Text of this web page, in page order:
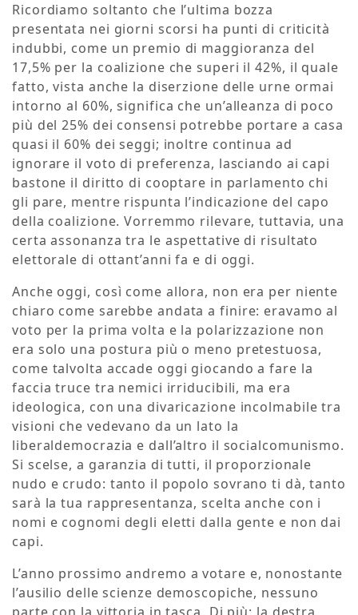
Ricordiamo soltanto che l’ultima bozza
presentata nei giorni scorsi ha punti di criticità
indubbi, come un premio di maggioranza del
17,5% per la coalizione che superi il 42%, il quale
fatto, vista anche la diserzione delle urne ormai
intorno al 60%, significa che un’alleanza di poco
più del 25% dei consensi potrebbe portare a casa
quasi il 60% dei seggi; inoltre continua ad
ignorare il voto di preferenza, lasciando ai capi
bastone il diritto di cooptare in parlamento chi
gli pare, mentre rispunta l’indicazione del capo
della coalizione. Vorremmo rilevare, tuttavia, una
certa assonanza tra le aspettative di risultato
elettorale di ottant’anni fa e di oggi.
Anche oggi, così come allora, non era per niente
chiaro come sarebbe andata a finire: eravamo al
voto per la prima volta e la polarizzazione non
era solo una postura più o meno pretestuosa,
come talvolta accade oggi giocando a fare la
faccia truce tra nemici irriducibili, ma era
ideologica, con una divaricazione incolmabile tra
visioni che vedevano da un lato la
liberaldemocrazia e dall’altro il socialcomunismo.
Si scelse, a garanzia di tutti, il proporzionale
nudo e crudo: tanto il popolo sovrano ti dà, tanto
sarà la tua rappresentanza, scelta anche con i
nomi e cognomi degli eletti dalla gente e non dai
capi.
L’anno prossimo andremo a votare e, nonostante
l’ausilio delle scienze demoscopiche, nessuno